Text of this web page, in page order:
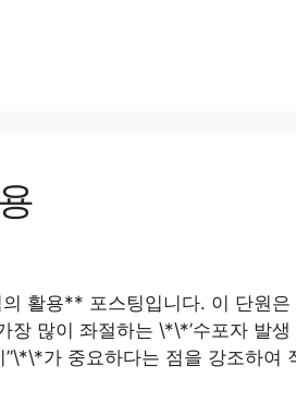
활용** 포스팅입니다. 이 단원은
많이 좌절하는 \*\*’수포자 발
가 중요하다는 점을 강조하